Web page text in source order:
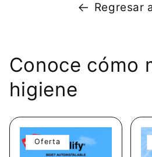
Regresar
Conoce cómo
higiene
Oferta